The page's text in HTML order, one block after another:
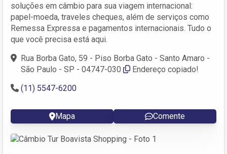
soluções em câmbio para sua viagem internacional:
papel-moeda, traveles cheques, além de serviços como
Remessa Expressa e pagamentos internacionais. Tudo o
que você precisa está aqui.
Rua Borba Gato, 59 - Piso Borba Gato - Santo Amaro -
São Paulo - SP - 04747-030
Endereço copiado!
(11) 5547-6200
Mapa Comente